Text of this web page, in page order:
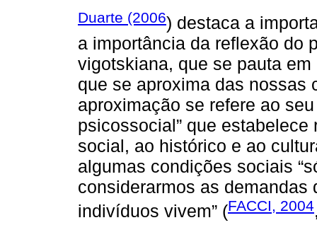
Duarte (2006) destaca a
a importância da reflexão do
vigotskiana, que se pauta
que se aproxima das nossas
aproximação se refere ao
psicossocial” que
social, ao histórico e ao
algumas condições sociais
considerarmos as
indivíduos vivem” (FACCI, 2004